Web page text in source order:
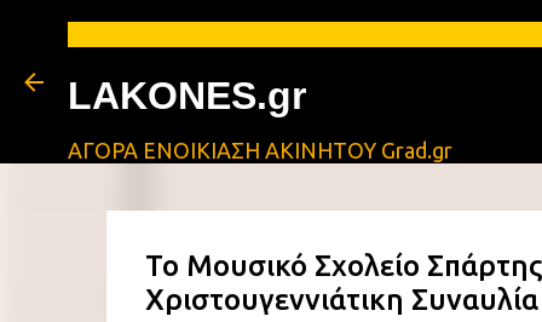
LAKONES.gr
ΑΓΟΡΑ ΕΝΟΙΚΙΑΣΗ ΑΚΙΝΗΤΟΥ Grad.gr
Το Μουσικό Σχολείο
Χριστουγεννιάτικη